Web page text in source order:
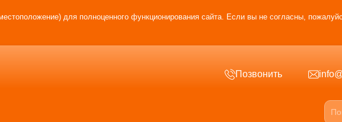
для полноценного функционирования сайта. Если вы не согласны,
Позвонить